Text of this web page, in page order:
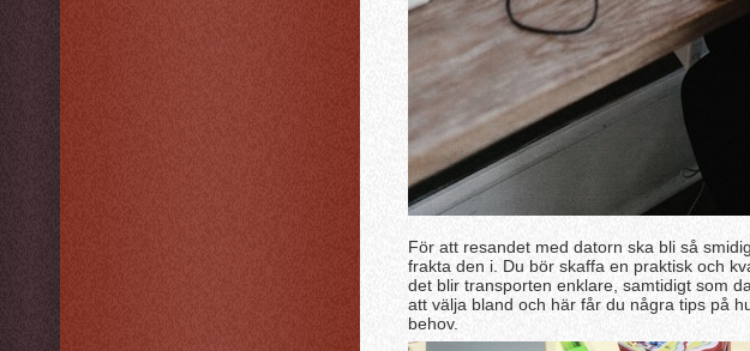
För att resandet med datorn ska bli så
frakta den i. Du bör skaffa en praktisk och
det blir transporten enklare, samtidigt som
att välja bland och här får du några tips på
behov.